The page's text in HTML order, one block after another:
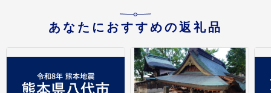
あなたにおすすめの返礼品